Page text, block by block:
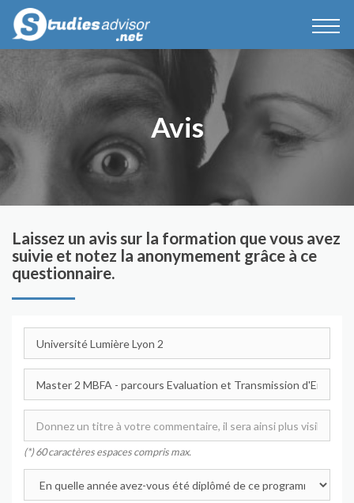
Avis
Laissez un avis sur la formation que vous avez
suivie et notez la anonymement grâce à ce
questionnaire.
(*) 60 caractères espaces compris max.